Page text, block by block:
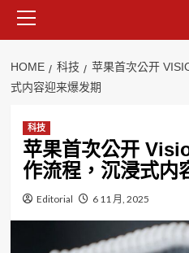
Menu
HOME 科技
苹果首次公开
式内容迎来爆发期
科技
苹果首次公开
作流程，沉浸式内
Editorial 6 11 月, 2025